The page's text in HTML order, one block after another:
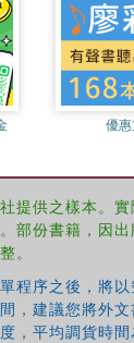
優惠
提供之樣本。
部份書籍，因
。
程序之後，將
，建議您將外
，平均調貨時間